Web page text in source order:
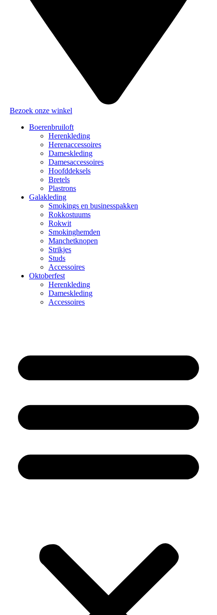
Bezoek onze winkel
Boerenbruiloft
Herenkleding
Herenaccessoires
Dameskleding
Damesaccessoires
Hoofddeksels
Bretels
Plastrons
Galakleding
Smokings en businesspakken
Rokkostuums
Rokwit
Smokinghemden
Manchetknopen
Strikjes
Studs
Accessoires
Oktoberfest
Herenkleding
Dameskleding
Accessoires